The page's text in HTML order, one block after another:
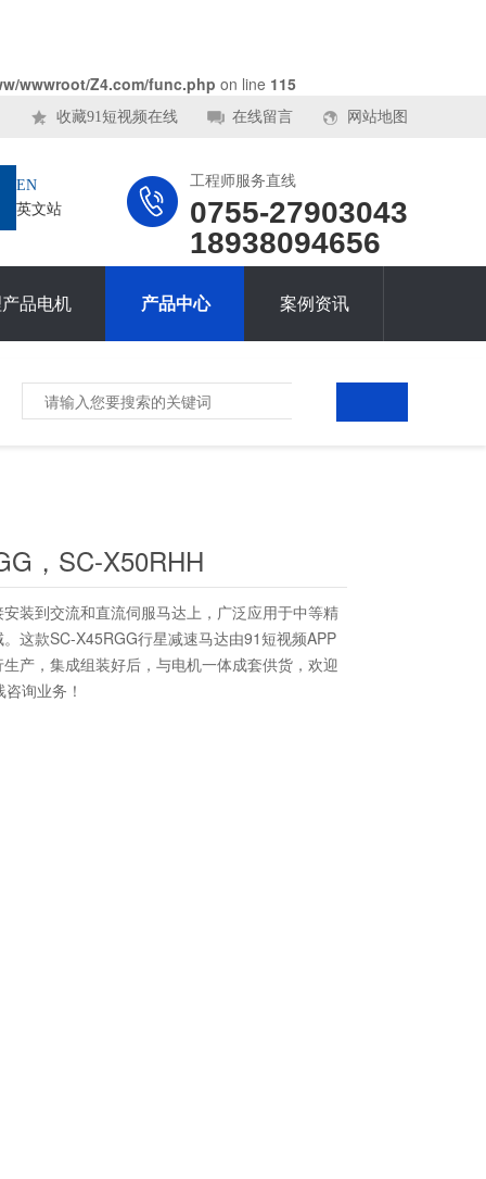
wwwroot/Z4.com/func.php on line 115
收藏91短视频在线 在线留言 网站地图
工程师服务直线
0755-27903043
18938094656
EN
英文站
品电机 产品中心 案例资讯
，SC-X50RHH
装到交流和直流伺服马达上，广泛应用于中等精
这款SC-X45RGG行星减速马达由91短视频APP
产，集成组装好后，与电机一体成套供货，欢迎
询业务！